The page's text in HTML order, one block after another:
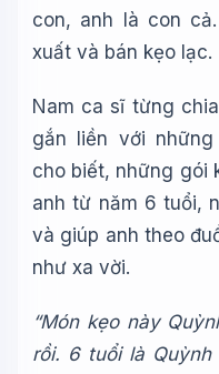
con, anh là con
xuất và bán kẹo lạc.
Nam ca sĩ từng
gắn liền với
cho biết, những gói
anh từ năm 6 tuổi,
và giúp anh theo
như xa vời.
“Món kẹo này
rồi. 6 tuổi là